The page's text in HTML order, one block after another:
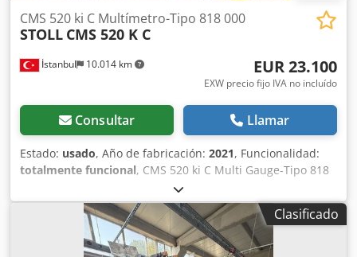
İstanbul 10.014 km
CMS 520 ki C Multímetro-Tipo 818 000
STOLL CMS 520 K C
EUR 23.100
EXW precio fijo IVA no incluído
Consultar Llamar
Estado: usado, Año de fabricación: 2021, Funcionalidad:
totalmente funcional, CMS 520 ki C Multi Gauge-Tipo 818
000 C E1,5.2, 2 sistemas - 50'' - 12 hilos) Crjdpfxoyaqt Hs
Aktjf 48 unidades disponibles de este modelo
Clasificado